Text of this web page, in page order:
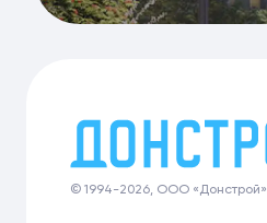
© 1994-2026, ООО «Донстрой»